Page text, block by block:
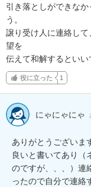
引き落としができな
う。
譲り受け人に連絡し
望を
伝えて和解するといい
役に立った 1
にゃにゃにゃ
ありがとうございま
良いと書いてあり（
のですが、、、）連
ったので自分で連絡